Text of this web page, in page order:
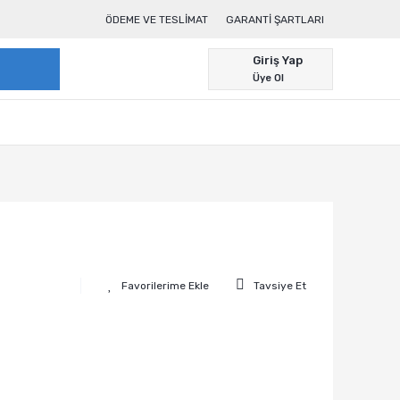
ÖDEME VE TESLIMAT GARANTI ŞARTLARI
Giriş Yap
Üye Ol
Tavsiye Et